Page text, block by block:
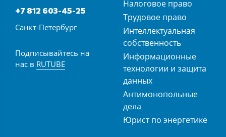
+7 812 603-45-25
Санкт-Петербург
Подписывайтесь на
нас в RUTUBE
Налоговое право
Трудовое право
Интеллектуальная
собственность
Информационные
технологии и защита
данных
Антимонопольные
дела
Юрист по энергетике